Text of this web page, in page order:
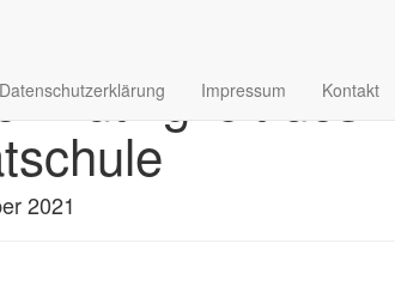
Datenschutzerklärung Impressum Kontakt
des
2021